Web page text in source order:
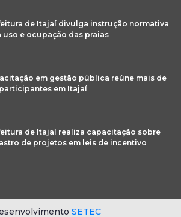
de Itajaí divulga instrução normativa
uso e ocupação das praias
em gestão pública reúne mais de
em Itajaí
de Itajaí realiza capacitação sobre
de projetos em leis de incentivo
SETEC